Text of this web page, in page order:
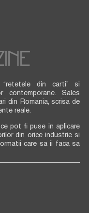
“retetele din carti” si
contemporane. Sales
din Romania, scrisa de
reale.
pot fi puse in aplicare
din orice industrie si
care sa ii faca sa